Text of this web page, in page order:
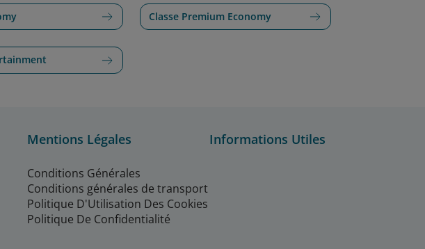
Classe Premium Economy
Mentions Légales
Conditions Générales
Conditions générales de transport
Politique D'Utilisation Des Cookies
Politique De Confidentialité
Informations Utiles